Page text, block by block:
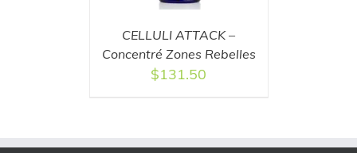
CELLULI ATTACK –
Concentré Zones Rebelles
$131.50